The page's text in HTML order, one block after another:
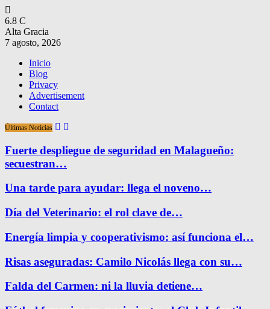
6.8 C
Alta Gracia
7 agosto, 2026
Inicio
Blog
Privacy
Advertisement
Contact
Últimas Noticias
Fuerte despliegue de seguridad en Malagueño:
secuestran…
Una tarde para ayudar: llega el noveno…
Día del Veterinario: el rol clave de…
Energía limpia y cooperativismo: así funciona el…
Risas aseguradas: Camilo Nicolás llega con su…
Falda del Carmen: ni la lluvia detiene…